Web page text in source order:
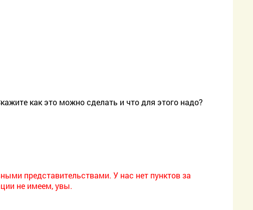
как это можно сделать и что для этого надо?
представительствами. У нас нет пунктов за
не имеем, увы.